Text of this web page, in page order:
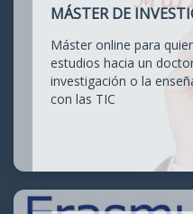
MÁSTER DE
Máster online para
estudios hacia un
investigación o la
con las TIC